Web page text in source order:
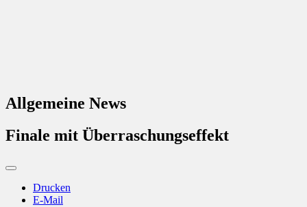
Allgemeine News
Finale mit Überraschungseffekt
Drucken
E-Mail